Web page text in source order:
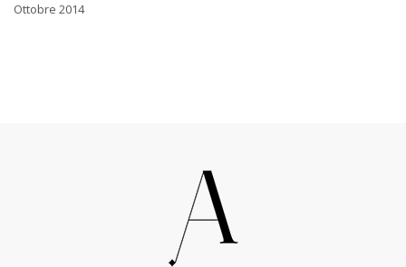
Ottobre 2014